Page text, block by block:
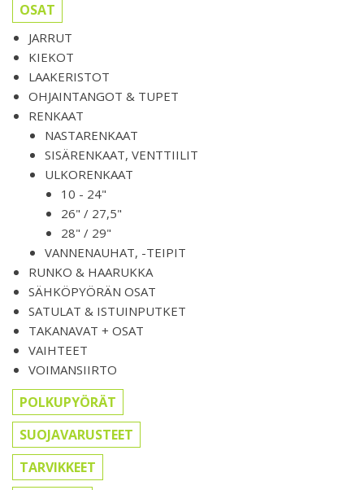
OSAT
JARRUT
KIEKOT
LAAKERISTOT
OHJAINTANGOT & TUPET
RENKAAT
NASTARENKAAT
SISÄRENKAAT, VENTTIILIT
ULKORENKAAT
10 - 24"
26" / 27,5"
28" / 29"
VANNENAUHAT, -TEIPIT
RUNKO & HAARUKKA
SÄHKÖPYÖRÄN OSAT
SATULAT & ISTUINPUTKET
TAKANAVAT + OSAT
VAIHTEET
VOIMANSIIRTO
POLKUPYÖRÄT
SUOJAVARUSTEET
TARVIKKEET